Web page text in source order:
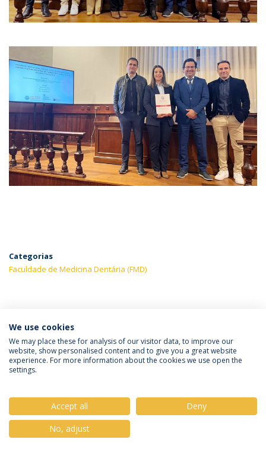
Categorias
Faculdade de Medicina Dentária (FMD)
ÚLTIMAS NOTÍCIAS
Política de Privacidade
Termos & Condições
© 2026 Universidade Católica Portuguesa
We use cookies
We may place these for analysis of our visitor data, to improve our
website, show personalised content and to give you a great website
experience. For more information about the cookies we use open the
settings.
Accept all
Deny
No, adjust